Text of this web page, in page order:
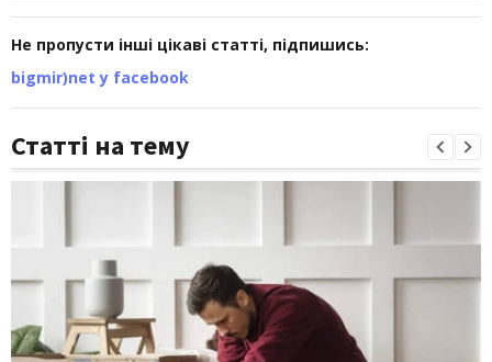
Не пропусти інші цікаві статті, підпишись:
bigmir)net у facebook
Статті на тему